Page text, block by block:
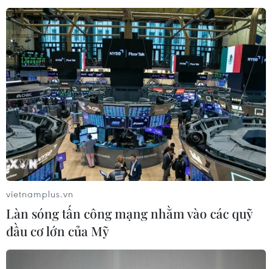
vietnamplus.vn
Làn sóng tấn công mạng nhằm vào các quỹ
đầu cơ lớn của Mỹ